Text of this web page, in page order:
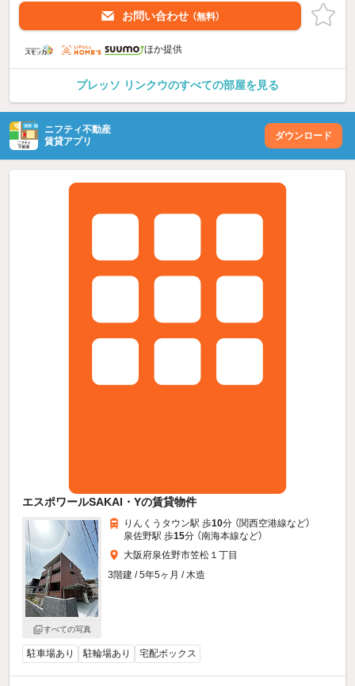
お問い合わせ （無料）
ほか提供
プレッソ リンクウのすべての部屋を見る
ニフティ不動産
賃貸アプリ
ダウンロード
エスポワールSAKAI・Yの賃貸物件
すべての写真
りんくうタウン駅 歩10分 （関西空港線など）
泉佐野駅 歩15分 （南海本線など）
大阪府泉佐野市笠松１丁目
3階建 / 5年5ヶ月 / 木造
駐車場あり 駐輪場あり 宅配ボックス